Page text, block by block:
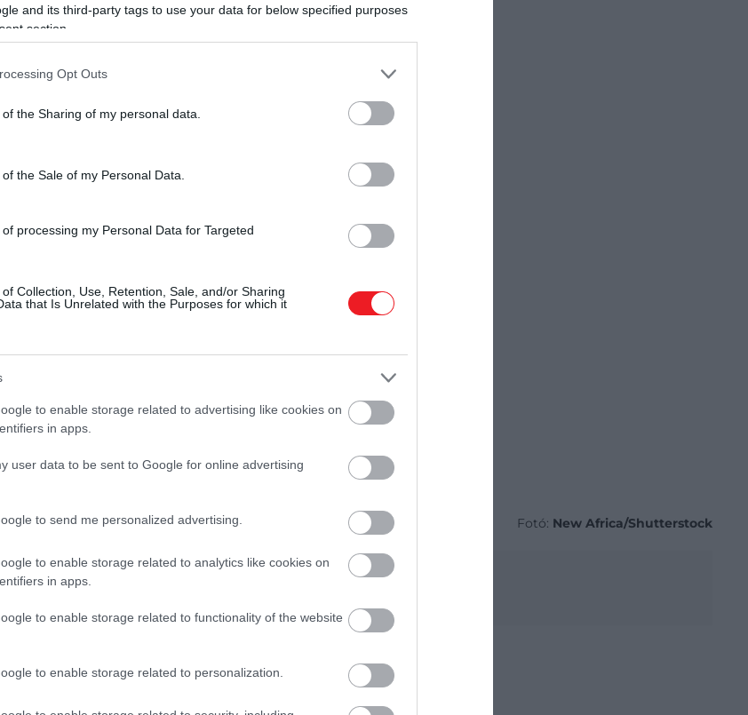
and its third-party tags to use your data for below specified purposes
section.
Opt Outs
the Sharing of my personal data.
the Sale of my Personal Data.
processing my Personal Data for Targeted
Collection, Use, Retention, Sale, and/or Sharing
that Is Unrelated with the Purposes for which it
to enable storage related to advertising like cookies on
in apps.
user data to be sent to Google for online advertising
to send me personalized advertising.
to enable storage related to analytics like cookies on
in apps.
to enable storage related to functionality of the website
to enable storage related to personalization.
Fotó: New Africa/Shutterstock
amit érdemes mindig kéznél tartani